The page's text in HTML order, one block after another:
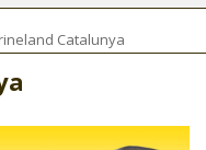
Catalunya